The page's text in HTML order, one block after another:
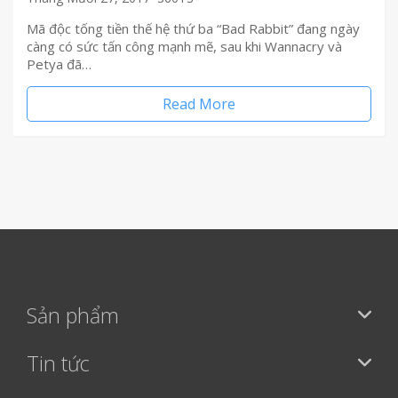
Mã độc tống tiền thế hệ thứ ba “Bad Rabbit” đang ngày
càng có sức tấn công mạnh mẽ, sau khi Wannacry và
Petya đã…
Read More
Sản phẩm
Tin tức